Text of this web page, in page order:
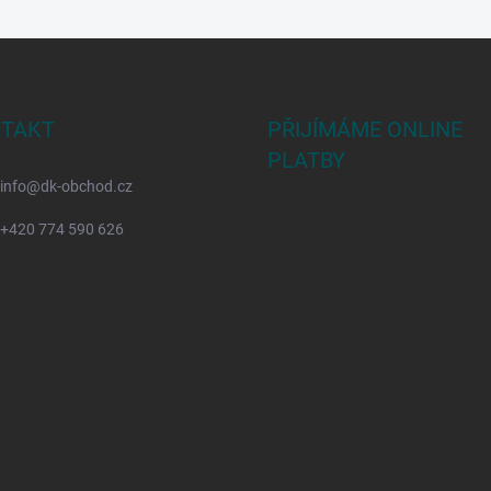
info@dk-obchod.cz
+420 774 590 626
PŘIJÍMÁME ONLINE
PLATBY